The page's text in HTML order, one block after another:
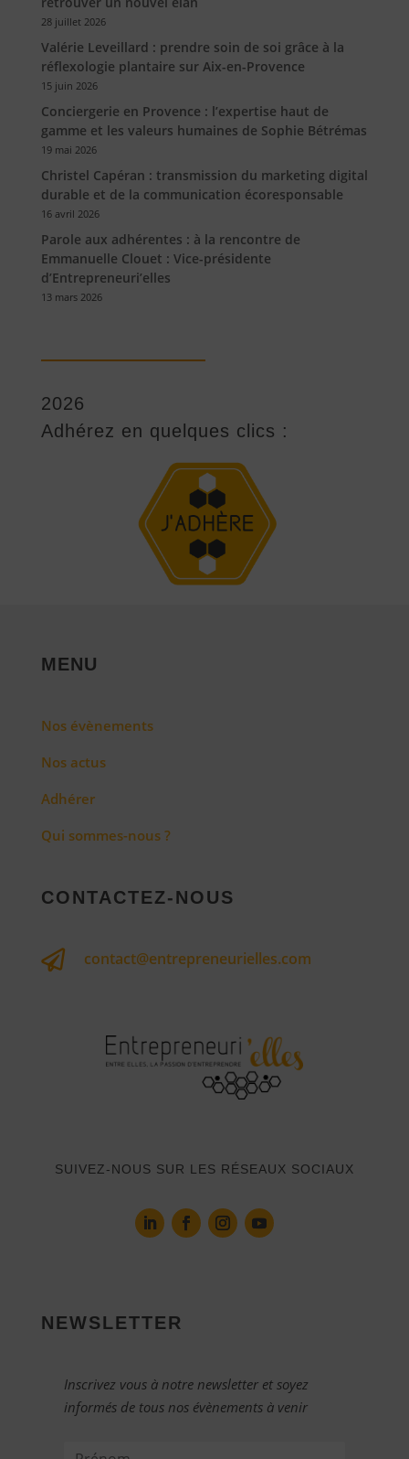
28 juillet 2026
Valérie Leveillard : prendre soin de soi grâce à la
réflexologie plantaire sur Aix-en-Provence
15 juin 2026
Conciergerie en Provence : l’expertise haut de
gamme et les valeurs humaines de Sophie Bétrémas
19 mai 2026
Christel Capéran : transmission du marketing digital
durable et de la communication écoresponsable
16 avril 2026
Parole aux adhérentes : à la rencontre de
Emmanuelle Clouet : Vice-présidente
d’Entrepreneuri’elles
13 mars 2026
2026
Adhérez en quelques clics :
MENU
Nos évènements
Nos actus
Adhérer
Qui sommes-nous ?
CONTACTEZ-NOUS
 contact@entrepreneurielles.com
SUIVEZ-NOUS SUR LES RÉSEAUX SOCIAUX
NEWSLETTER
Inscrivez vous à notre newsletter et soyez
informés de tous nos évènements à venir